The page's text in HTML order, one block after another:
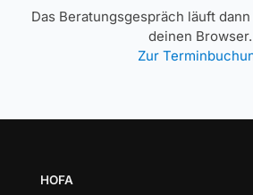
Das Beratungsgespräch läuft
deinen Browser.
Zur
HOFA